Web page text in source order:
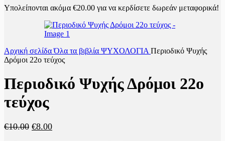
Υπολείπονται ακόμα €20.00 για να κερδίσετε δωρεάν μεταφορικά!
Αρχική σελίδαΌλα τα βιβλία ΨΥΧΟΛΟΓΙΑ Περιοδικό Ψυχής
Δρόμοι 22ο τεύχος
Περιοδικό Ψυχής Δρόμοι 22ο
τεύχος
€10.00 Original
€8.00Η